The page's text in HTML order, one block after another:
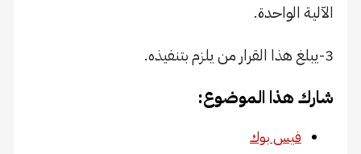
الآلية الواحدة.
3-يبلغ هذا القرار من يلزم بتنفيذه.
شارك هذا الموضوع:
فيس بوك